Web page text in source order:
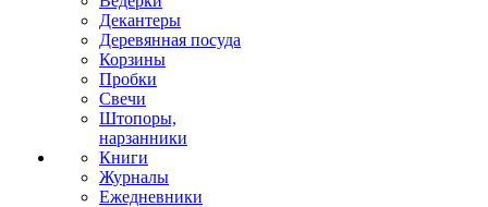
Декантеры
Деревянная посуда
Корзины
Пробки
Свечи
Штопоры,
нарзанники
Книги
Журналы
Ежедневники